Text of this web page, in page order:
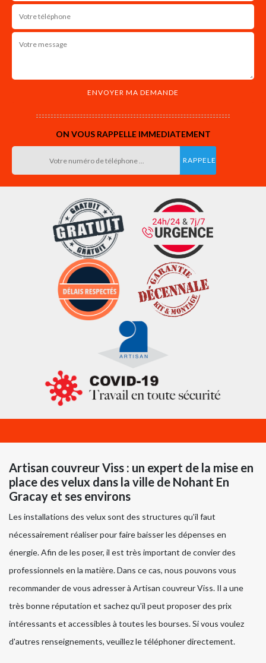
ON VOUS RAPPELLE IMMEDIATEMENT
Artisan couvreur Viss : un expert de la mise en
place des velux dans la ville de Nohant En
Gracay et ses environs
Les installations des velux sont des structures qu'il faut
nécessairement réaliser pour faire baisser les dépenses en
énergie. Afin de les poser, il est très important de convier des
professionnels en la matière. Dans ce cas, nous pouvons vous
recommander de vous adresser à Artisan couvreur Viss. Il a une
très bonne réputation et sachez qu'il peut proposer des prix
intéressants et accessibles à toutes les bourses. Si vous voulez
d'autres renseignements, veuillez le téléphoner directement.